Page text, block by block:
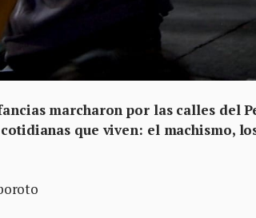
marcharon por las calles del
que viven: el machismo,